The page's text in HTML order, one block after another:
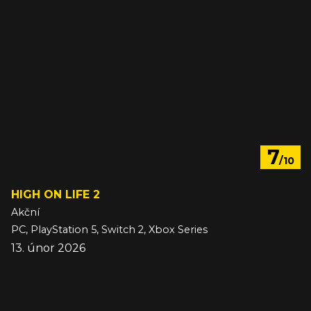
7/10
HIGH ON LIFE 2
Akční
PC, PlayStation 5, Switch 2, Xbox Series
13. únor 2026